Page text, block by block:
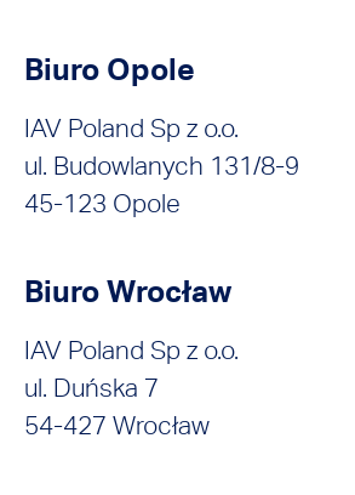
Biuro Opole
IAV Poland Sp z o.o.
ul. Budowlanych 131/8-9
45-123 Opole
Biuro Wrocław
IAV Poland Sp z o.o.
ul. Duńska 7
54-427 Wrocław